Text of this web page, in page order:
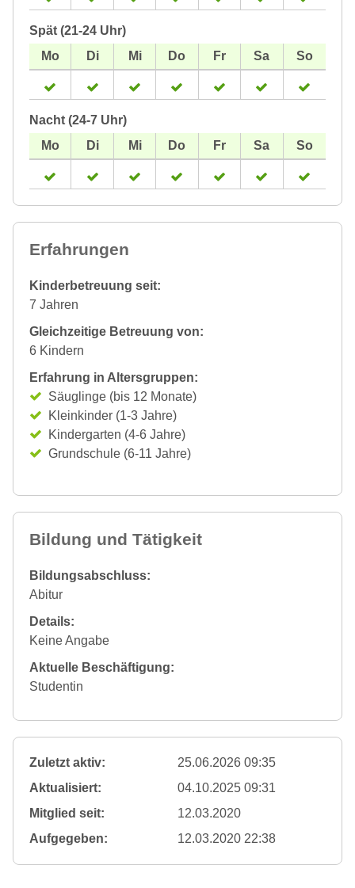
Spät (21-24 Uhr)
Nacht (24-7 Uhr)
Erfahrungen
Kinderbetreuung seit:
7 Jahren
Gleichzeitige Betreuung von:
6 Kindern
Erfahrung in Altersgruppen:
Säuglinge (bis 12 Monate)
Kleinkinder (1-3 Jahre)
Kindergarten (4-6 Jahre)
Grundschule (6-11 Jahre)
Bildung und Tätigkeit
Bildungsabschluss:
Abitur
Details:
Keine Angabe
Aktuelle Beschäftigung:
Studentin
Zuletzt aktiv:
25.06.2026 09:35
Aktualisiert:
04.10.2025 09:31
Mitglied seit:
12.03.2020
Aufgegeben:
12.03.2020 22:38